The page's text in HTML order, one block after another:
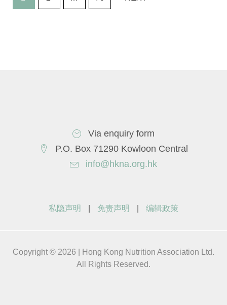
章
Via enquiry form
P.O. Box 71290 Kowloon Central
info@hkna.org.hk
私隐声明 免责声明 编辑政策
Copyright © 2026 | Hong Kong Nutrition Association Ltd.
All Rights Reserved.